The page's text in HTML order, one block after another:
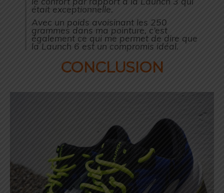
était exceptionnelle.
Avec un poids avoisinant les 250
grammes dans ma pointure, c’est
également ce qui me permet de dire que
la Launch 6 est un compromis idéal.
CONCLUSION